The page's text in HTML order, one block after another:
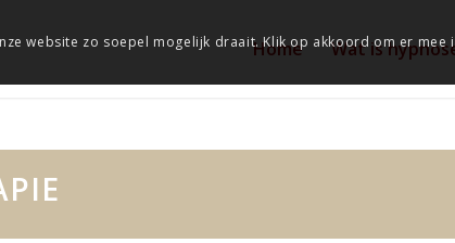
Home Wat is
website zo soepel mogelijk draait. Klik op akkoord om er mee